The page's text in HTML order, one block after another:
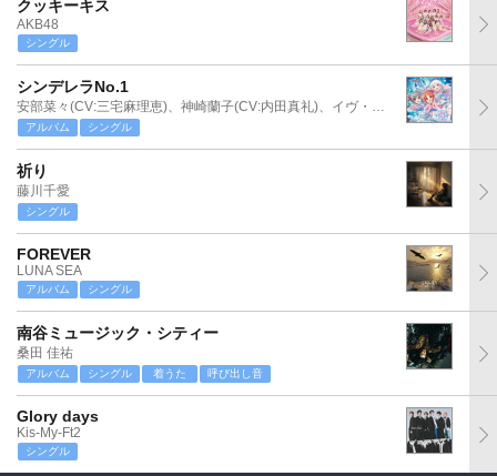
クッキーキス
AKB48
シングル
シンデレラNo.1
安部菜々(CV:三宅麻理恵)、神崎蘭子(CV:内田真礼)、イヴ・サンタクロース(CV:松永あかね)
アルバム シングル
祈り
藤川千愛
シングル
FOREVER
LUNA SEA
アルバム シングル
南谷ミュージック・シティー
桑田 佳祐
アルバム シングル 着うた 呼び出し音
Glory days
Kis-My-Ft2
シングル